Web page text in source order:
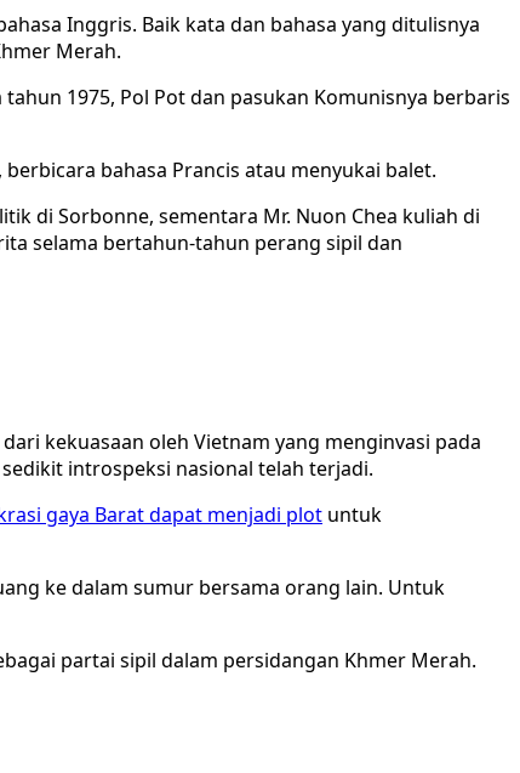
Inggris. Baik kata dan bahasa yang ditulisnya
Merah.
1975, Pol Pot dan pasukan Komunisnya berbaris
bahasa Prancis atau menyukai balet.
di Sorbonne, sementara Mr. Nuon Chea kuliah di
selama bertahun-tahun perang sipil dan
kekuasaan oleh Vietnam yang menginvasi pada
introspeksi nasional telah terjadi.
gaya Barat dapat menjadi plot untuk
ke dalam sumur bersama orang lain. Untuk
partai sipil dalam persidangan Khmer Merah.